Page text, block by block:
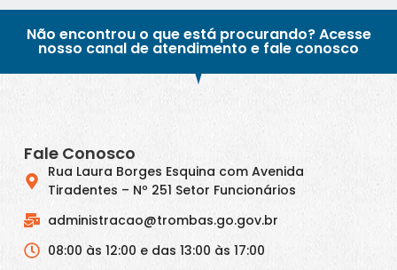
Não encontrou o que está procurando? Acesse
nosso canal de atendimento e fale conosco
Fale Conosco
Rua Laura Borges Esquina com Avenida
Tiradentes – Nº 251 Setor Funcionários
administracao@trombas.go.gov.br
08:00 às 12:00 e das 13:00 às 17:00